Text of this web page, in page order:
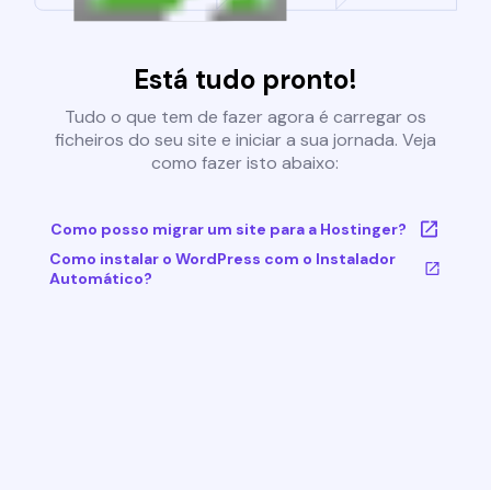
Está tudo pronto!
Tudo o que tem de fazer agora é carregar os
ficheiros do seu site e iniciar a sua jornada. Veja
como fazer isto abaixo:
Como posso migrar um site para a Hostinger?
Como instalar o WordPress com o Instalador
Automático?